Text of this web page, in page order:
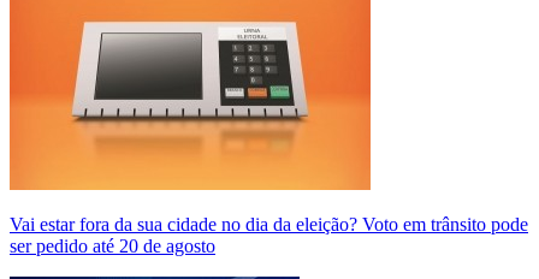
Vai estar fora da sua cidade no dia da eleição? Voto em trânsito pode
ser pedido até 20 de agosto